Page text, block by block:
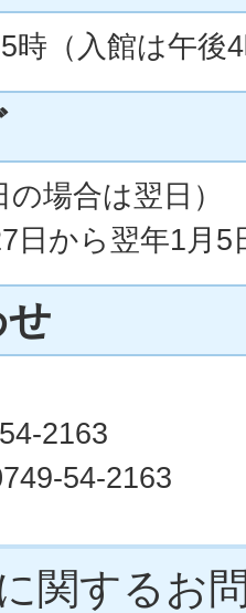
時（入館は午後
場合は翌日）
日から翌年1月5
2163
54-2163
関するお